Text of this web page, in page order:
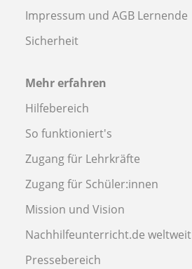
Impressum und AGB Lernende
Sicherheit
Mehr erfahren
Hilfebereich
So funktioniert's
Zugang für Lehrkräfte
Zugang für Schüler:innen
Mission und Vision
Nachhilfeunterricht.de weltweit
Pressebereich